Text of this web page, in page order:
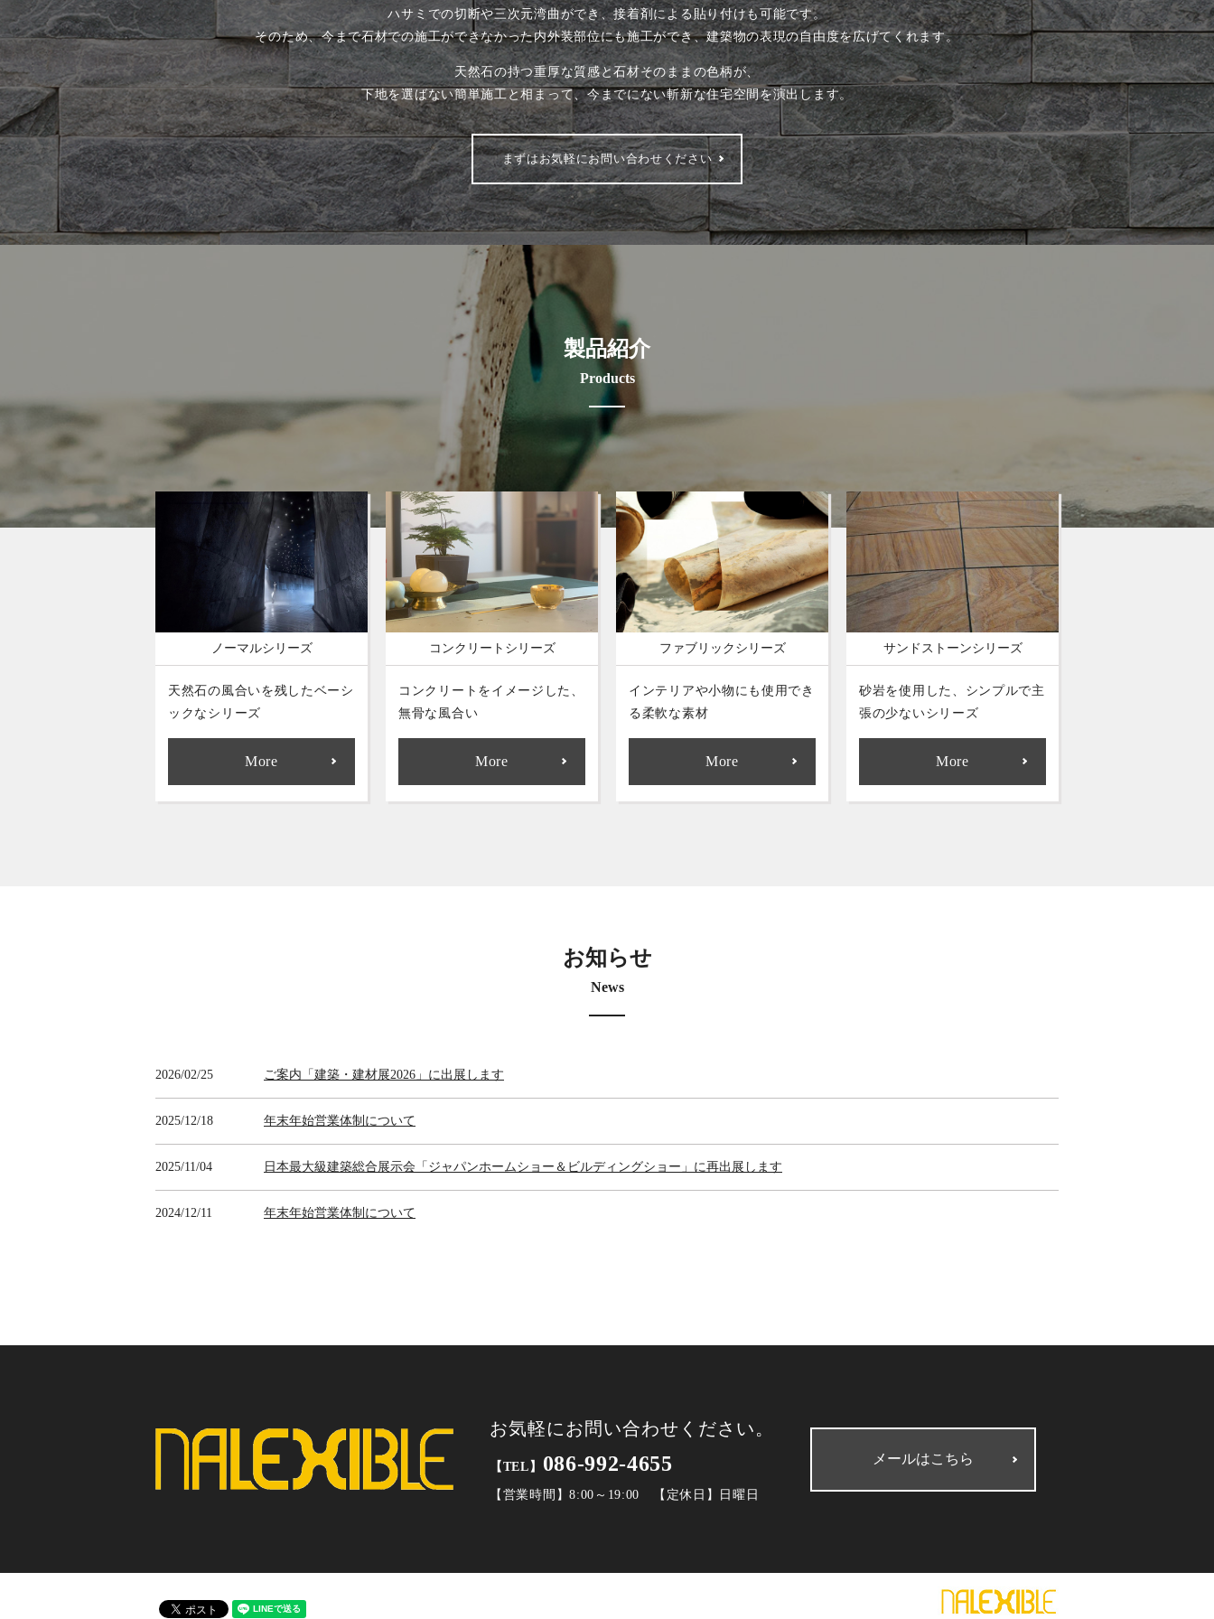
ハサミでの切断や三次元湾曲ができ、接着剤による貼り付けも可能です。
そのため、今まで石材での施工ができなかった内外装部位にも施工ができ、建築物の表現の自由度を広げてくれます。
天然石の持つ重厚な質感と石材そのままの色柄が、
下地を選ばない簡単施工と相まって、今までにない斬新な住宅空間を演出します。
まずはお気軽にお問い合わせください
製品紹介
Products
ノーマルシリーズ
天然石の風合いを残したベーシ
ックなシリーズ
More
コンクリートシリーズ
コンクリートをイメージした、
無骨な風合い
More
ファブリックシリーズ
インテリアや小物にも使用でき
る柔軟な素材
More
サンドストーンシリーズ
砂岩を使用した、シンプルで主
張の少ないシリーズ
More
お知らせ
News
2026/02/25 ご案内「建築・建材展2026」に出展します
2025/12/18 年末年始営業体制について
2025/11/04 日本最大級建築総合展示会「ジャパンホームショー＆ビルディングショー」に再出展します
2024/12/11 年末年始営業体制について
2022/11/22 NALEXIBLE製品及び副資材等の価格改定のお知らせ
2020/09/25 事務所移転のお知らせ
お気軽にお問い合わせください。
【TEL】 086-992-4655
【営業時間】8:00～19:00 【定休日】日曜日
メールはこちら